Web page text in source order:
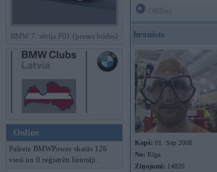
BMW 7. sērija F01 (preses bildes)
Online
Pašreiz BMWPower skatās 126
viesi un 0 reģistrēti lietotāji.
hronists
Kopš: 01. Sep 2008
No: Rīga
Ziņojumi: 14820